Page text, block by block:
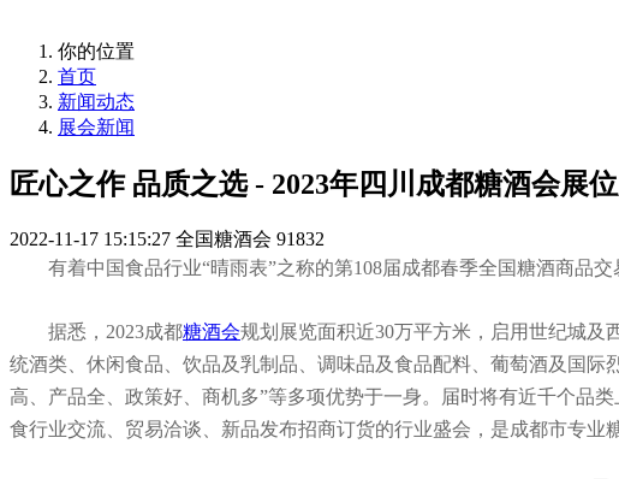
你的位置
首页
新闻动态
展会新闻
匠心之作 品质之选 - 2023年四川成都糖酒会展
2022-11-17 15:15:27 全国糖酒会 91832
有着中国食品行业“晴雨表”之称的第108届成都春季全国糖酒商品
据悉，2023成都糖酒会规划展览面积近30万平方米，启用世纪城及
统酒类、休闲食品、饮品及乳制品、调味品及食品配料、葡萄酒及国
高、产品全、政策好、商机多”等多项优势于一身。届时将有近千个品
食行业交流、贸易洽谈、新品发布招商订货的行业盛会，是成都市专业